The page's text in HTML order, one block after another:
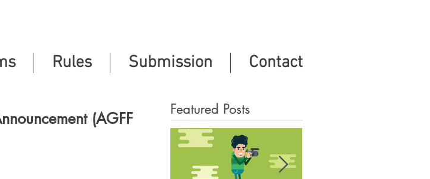
Rules Submission Contact
(AGFF
Featured Posts